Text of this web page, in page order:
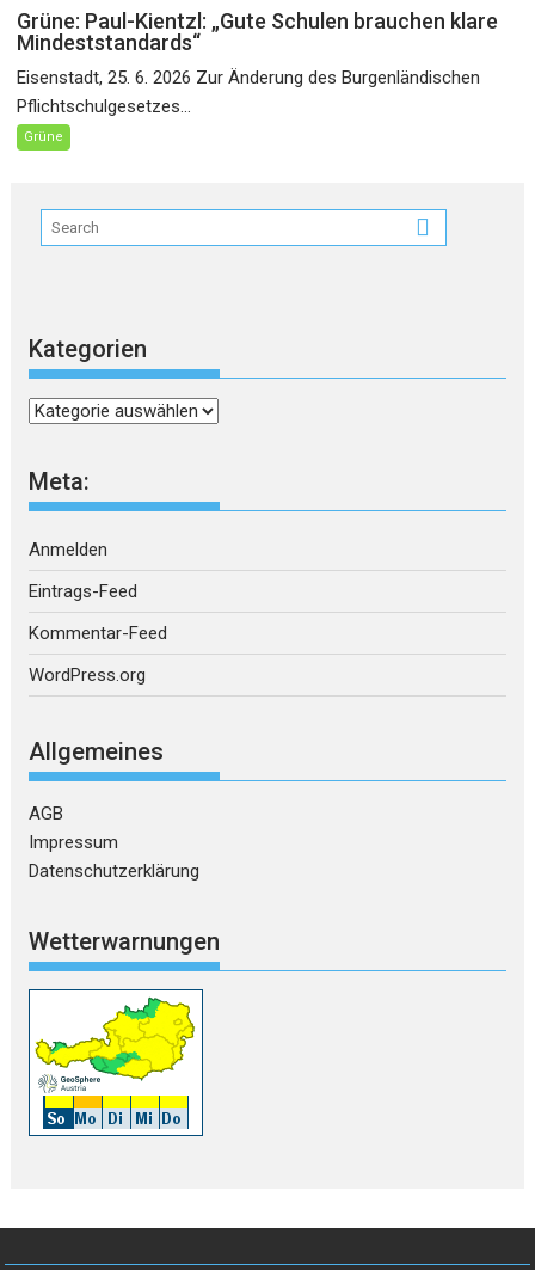
Grüne: Paul-Kientzl: „Gute Schulen brauchen klare
Mindeststandards“
Eisenstadt, 25. 6. 2026 Zur Änderung des Burgenländischen
Pflichtschulgesetzes...
Grüne
Kategorien
Kategorien
Meta:
Anmelden
Eintrags-Feed
Kommentar-Feed
WordPress.org
Allgemeines
AGB
Impressum
Datenschutzerklärung
Wetterwarnungen